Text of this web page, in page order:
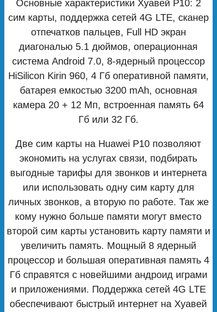
Основные характеристики Хуавей Р10: 2
сим карты, поддержка сетей 4G LTE, сканер
отпечатков пальцев, Full HD экран
диагональю 5.1 дюймов, операционная
система Android 7.0, 8-ядерный процессор
HiSilicon Kirin 960, 4 Гб оперативной памяти,
батарея емкостью 3200 mAh, основная
камера 20 + 12 Мп, встроенная память 64
Гб или 32 Гб.
Две сим карты на Huawei P10 позволяют
экономить на услугах связи, подбирать
выгодные тарифы для звонков и интернета
или использовать одну сим карту для
личных звонков, а вторую по работе. Так же
кому нужно больше памяти могут вместо
второй сим карты установить карту памяти и
увеличить память. Мощный 8 ядерный
процессор и большая оперативная память 4
Гб справятся с новейшими андроид играми
и приложениями. Поддержка сетей 4G LTE
обеспечивают быстрый интернет на Хуавей